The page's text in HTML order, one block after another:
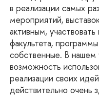
в реализации самых
мероприятий,
активным,
факультета,
собственные. В нашем
возможность
реализации своих
действительно очень